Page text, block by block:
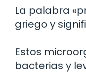
La palabra
griego y
Estos
bacterias y